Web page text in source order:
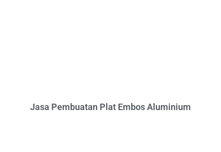
Jasa Pembuatan Plat Embos Aluminium